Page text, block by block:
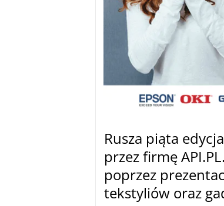
Rusza piąta
przez firmę
poprzez
tekstyliów oraz